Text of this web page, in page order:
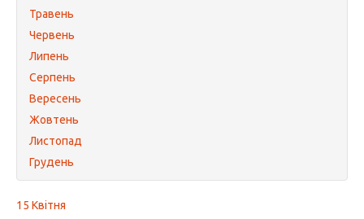
Травень
Червень
Липень
Серпень
Вересень
Жовтень
Листопад
Грудень
15 Квітня